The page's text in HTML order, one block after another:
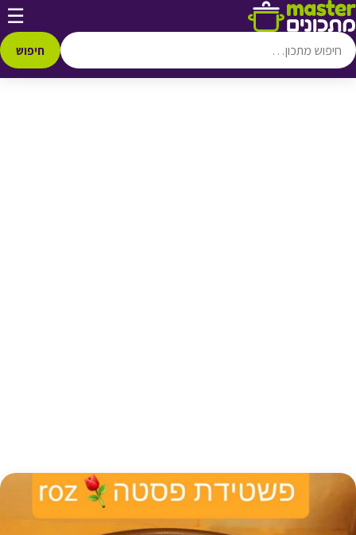
דלג לתוכן ☰
חיפוש
♥ הוספה